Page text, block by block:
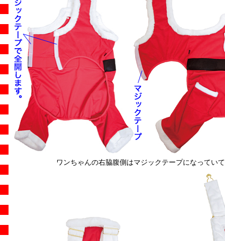
ワンちゃんの右脇腹側はマジックテープになってい